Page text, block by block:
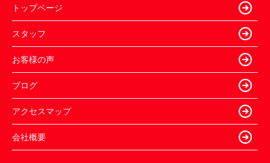
トップページ
スタッフ
お客様の声
ブログ
アクセスマップ
会社概要